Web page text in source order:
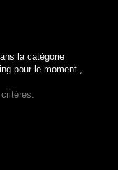
la catégorie
pour le moment ,